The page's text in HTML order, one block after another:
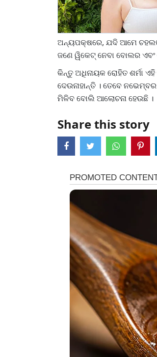
ଅନ୍ୟପକ୍ଷରେ, ଯଦି ଆମେ
ଜଣେ ୱିକେଟ୍ ନେବା ବୋଲର
କିନ୍ତୁ ଅଧିନାୟକ ରୋହିତ ଶର୍ମା
ଦେଉନାହାନ୍ତି । ତେବେ
ମିଳିବ ବୋଲି ଆଲୋଚନା ହେଉଛି ।
Share this story